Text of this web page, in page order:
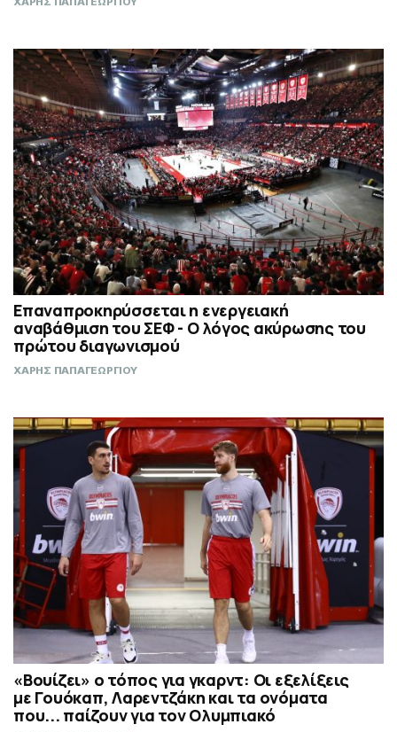
Επαναπροκηρύσσεται η ενεργειακή
αναβάθμιση του ΣΕΦ - Ο λόγος ακύρωσης του
πρώτου διαγωνισμού
ΧΑΡΗΣ ΠΑΠΑΓΕΩΡΓΙΟΥ
«Βουίζει» ο τόπος για γκαρντ: Οι εξελίξεις
με Γουόκαπ, Λαρεντζάκη και τα ονόματα
που... παίζουν για τον Ολυμπιακό